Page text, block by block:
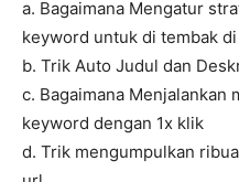
a. Bagaimana Mengatur
keyword untuk di tembak
b. Trik Auto Judul dan
c. Bagaimana Menjalankan
keyword dengan 1x klik
d. Trik mengumpulkan